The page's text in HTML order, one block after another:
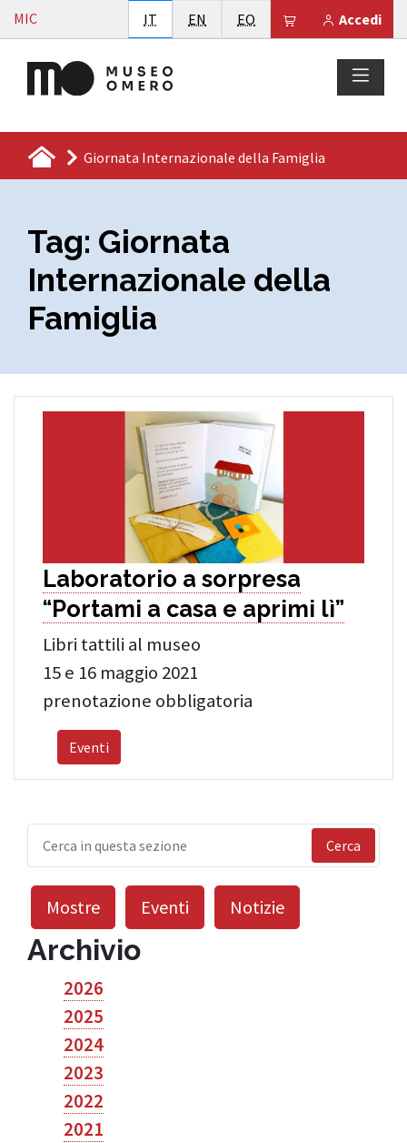
Vai al contenuto
MIC Accedi
Il tuo carrello è
IT Italiano
EN English
EO Esperanto
Giornata Internazionale della Famiglia
Tag: Giornata
Internazionale della
Famiglia
Laboratorio a sorpresa
“Portami a casa e aprimi lì”
Libri tattili al museo
15 e 16 maggio 2021
prenotazione obbligatoria
Eventi
Cerca
Mostre Eventi Notizie
Archivio
2026
2025
2024
2023
2022
2021